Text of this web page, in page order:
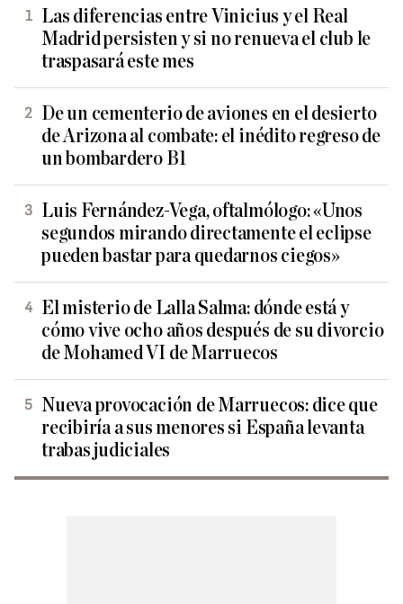
Las diferencias entre Vinicius y el Real
Madrid persisten y si no renueva el club le
traspasará este mes
De un cementerio de aviones en el desierto
de Arizona al combate: el inédito regreso de
un bombardero B1
Luis Fernández-Vega, oftalmólogo: «Unos
segundos mirando directamente el eclipse
pueden bastar para quedarnos ciegos»
El misterio de Lalla Salma: dónde está y
cómo vive ocho años después de su divorcio
de Mohamed VI de Marruecos
Nueva provocación de Marruecos: dice que
recibiría a sus menores si España levanta
trabas judiciales